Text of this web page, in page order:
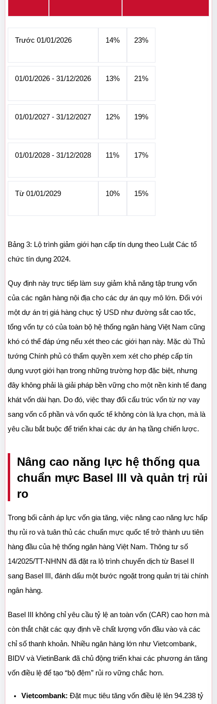
Trước 01/01/2026 14% 23%
01/01/2026 - 31/12/2026 13% 21%
01/01/2027 - 31/12/2027 12% 19%
01/01/2028 - 31/12/2028 11% 17%
Từ 01/01/2029 10% 15%
Bảng 3: Lộ trình giảm giới hạn cấp tín dụng theo Luật Các tổ
chức tín dụng 2024.
Quy định này trực tiếp làm suy giảm khả năng tập trung vốn
của các ngân hàng nội địa cho các dự án quy mô lớn. Đối với
một dự án trị giá hàng chục tỷ USD như đường sắt cao tốc,
tổng vốn tự có của toàn bộ hệ thống ngân hàng Việt Nam cũng
khó có thể đáp ứng nếu xét theo các giới hạn này. Mặc dù Thủ
tướng Chính phủ có thẩm quyền xem xét cho phép cấp tín
dụng vượt giới hạn trong những trường hợp đặc biệt, nhưng
đây không phải là giải pháp bền vững cho một nền kinh tế đang
khát vốn dài hạn. Do đó, việc thay đổi cấu trúc vốn từ nợ vay
sang vốn cổ phần và vốn quốc tế không còn là lựa chọn, mà là
yêu cầu bắt buộc để triển khai các dự án hạ tầng chiến lược.
Nâng cao năng lực hệ thống qua
chuẩn mực Basel III và quản trị rủi
ro
Trong bối cảnh áp lực vốn gia tăng, việc nâng cao năng lực hấp
thụ rủi ro và tuân thủ các chuẩn mực quốc tế trở thành ưu tiên
hàng đầu của hệ thống ngân hàng Việt Nam. Thông tư số
14/2025/TT-NHNN đã đặt ra lộ trình chuyển dịch từ Basel II
sang Basel III, đánh dấu một bước ngoặt trong quản trị tài chính
ngân hàng.
Basel III không chỉ yêu cầu tỷ lệ an toàn vốn (CAR) cao hơn mà
còn thắt chặt các quy định về chất lượng vốn đầu vào và các
chỉ số thanh khoản. Nhiều ngân hàng lớn như Vietcombank,
BIDV và VietinBank đã chủ động triển khai các phương án tăng
vốn điều lệ để tạo “bộ đệm” rủi ro vững chắc hơn.
Vietcombank: Đặt mục tiêu tăng vốn điều lệ lên 94.238 tỷ